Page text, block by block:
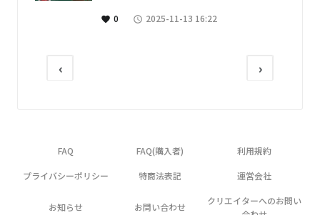
favorite 0 access_time 2025-11-13 16:22
‹ ›
FAQ FAQ(購入者) 利用規約
プライバシーポリシー 特商法表記 運営会社
お知らせ お問い合わせ
クリエイターへのお問い